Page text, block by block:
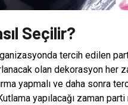
Seçilir?
tercih edilen
olan dekorasyon her
yapmalı ve daha sonra
yapılacağı zaman